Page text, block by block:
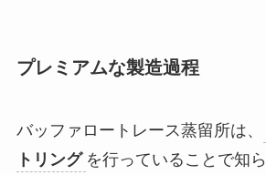
プレミアムな製造過程
バッファロートレース蒸留所は、
トリング を行っていることで知